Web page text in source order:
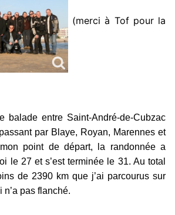
(merci à Tof pour la
balade entre Saint-André-de-Cubzac
par Blaye, Royan, Marennes et
mon point de départ, la randonnée a
le 27 et s’est terminée le 31. Au total
de 2390 km que j’ai parcourus sur
pas flanché.